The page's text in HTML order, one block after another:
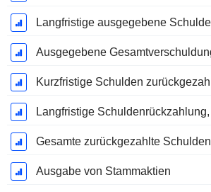
Langfristige ausgegebene
Ausgegebene
Kurzfristige Schulden
Langfristige
Gesamte zurückgezahlte Schulden
Ausgabe von Stammaktien